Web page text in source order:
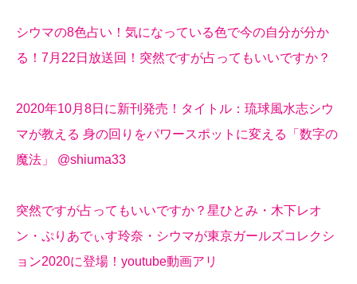
シウマの8色占い！気になっている色で今の自分が分か
る！7月22日放送回！突然ですが占ってもいいですか？
2020年10月8日に新刊発売！タイトル：琉球風水志シウ
マが教える 身の回りをパワースポットに変える「数字の
魔法」 @shiuma33
突然ですが占ってもいいですか？星ひとみ・木下レオ
ン・ぷりあでぃす玲奈・シウマが東京ガールズコレクシ
ョン2020に登場！youtube動画アリ